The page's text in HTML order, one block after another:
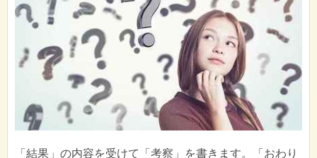
「結果」の内容を受けて「考察」を書きます。「おわり